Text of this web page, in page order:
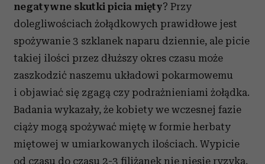
negatywne skutki picia mięty? Przy
dolegliwościach żołądkowych prawidłowe jest
spożywanie 3 szklanek naparu dziennie, ale picie
takiej ilości przez dłuższy okres czasu może
zaszkodzić naszemu układowi pokarmowemu
i objawiać się zgagą czy podrażnieniami żołądka.
Badania wykazały, że kobiety we wczesnej fazie
ciąży mogą spożywać miętę w formie herbaty
miętowej w umiarkowanych ilościach. Wypicie
od czasu do czasu 2-3 filiżanek nie niesie ryzyka,